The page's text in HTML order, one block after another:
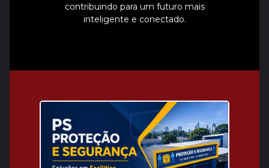
contribuindo para um futuro mais
inteligente e conectado.